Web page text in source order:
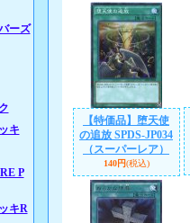
ーズ
キ
P
キR
【特価品】堕天使
の追放 SPDS-JP034
（スーパーレア）
140円(税込)